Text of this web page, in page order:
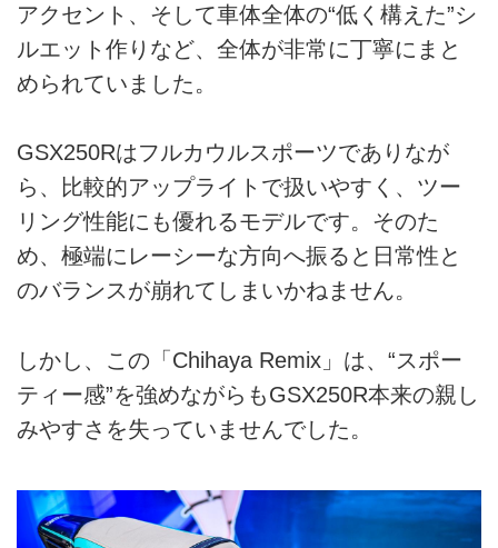
アクセント、そして車体全体の“低く構えた”シ
ルエット作りなど、全体が非常に丁寧にまと
められていました。
GSX250Rはフルカウルスポーツでありなが
ら、比較的アップライトで扱いやすく、ツー
リング性能にも優れるモデルです。そのた
め、極端にレーシーな方向へ振ると日常性と
のバランスが崩れてしまいかねません。
しかし、この「Chihaya Remix」は、“スポー
ティー感”を強めながらもGSX250R本来の親し
みやすさを失っていませんでした。